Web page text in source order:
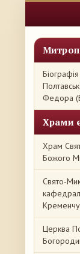
Федора
Храми
Храм
Божого
Свято-
Церква